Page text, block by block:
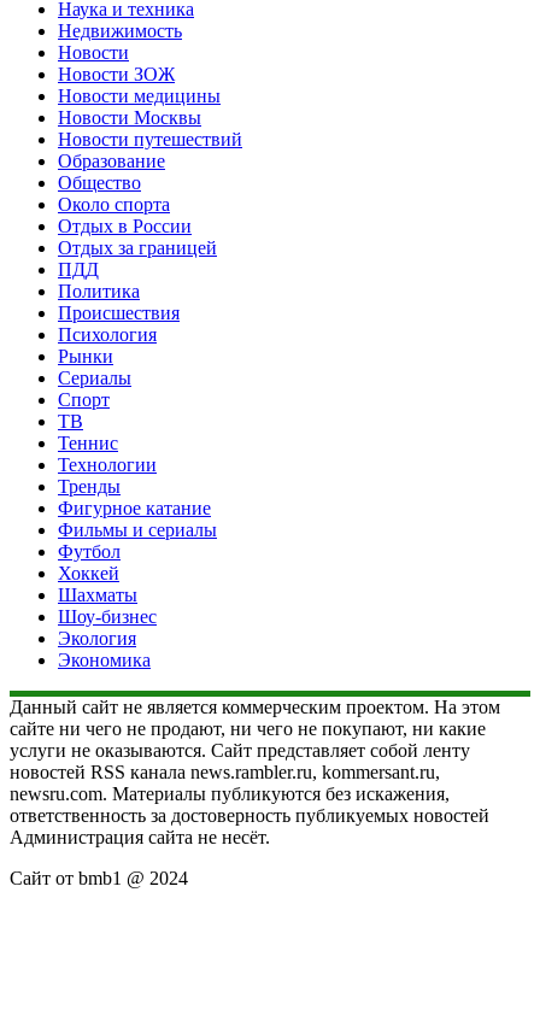
Наука и техника
Недвижимость
Новости
Новости ЗОЖ
Новости медицины
Новости Москвы
Новости путешествий
Образование
Общество
Около спорта
Отдых в России
Отдых за границей
ПДД
Политика
Происшествия
Психология
Рынки
Сериалы
Спорт
ТВ
Теннис
Технологии
Тренды
Фигурное катание
Фильмы и сериалы
Футбол
Хоккей
Шахматы
Шоу-бизнес
Экология
Экономика
Данный сайт не является коммерческим проектом. На этом
сайте ни чего не продают, ни чего не покупают, ни какие
услуги не оказываются. Сайт представляет собой ленту
новостей RSS канала news.rambler.ru, kommersant.ru,
newsru.com. Материалы публикуются без искажения,
ответственность за достоверность публикуемых новостей
Администрация сайта не несёт.
Сайт от bmb1 @ 2024